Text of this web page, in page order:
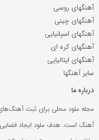
آهنگهای روسی
آهنگهای چینی
آهنگهای اسپانیایی
آهنگهای کره ای
آهنگهای ایتالیایی
سایر آهنگها
درباره ما
مجله ملود محلی برای ثبت
آهنگ است. هدف ملود ایجاد فضایی